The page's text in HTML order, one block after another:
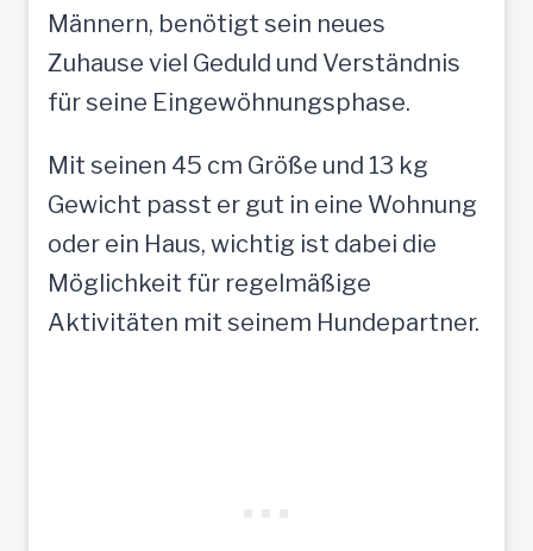
Männern, benötigt sein neues
Zuhause viel Geduld und Verständnis
für seine Eingewöhnungsphase.
Mit seinen 45 cm Größe und 13 kg
Gewicht passt er gut in eine Wohnung
oder ein Haus, wichtig ist dabei die
Möglichkeit für regelmäßige
Aktivitäten mit seinem Hundepartner.